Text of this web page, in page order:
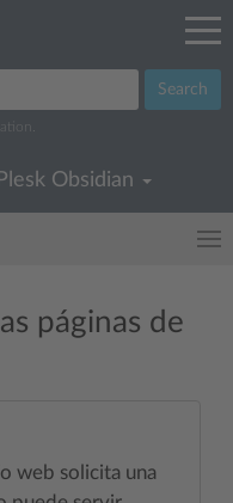
Search
Plesk Obsidian
páginas de
web solicita una